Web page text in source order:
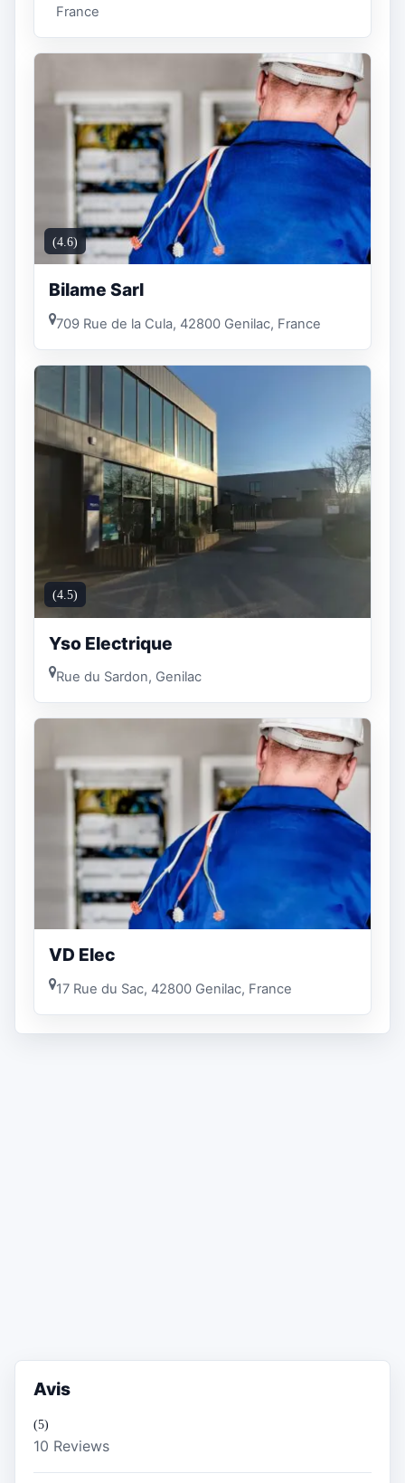
France
(4.6)
Bilame Sarl
709 Rue de la Cula, 42800 Genilac, France
(4.5)
Yso Electrique
Rue du Sardon, Genilac
VD Elec
17 Rue du Sac, 42800 Genilac, France
Avis
(5)
10 Reviews